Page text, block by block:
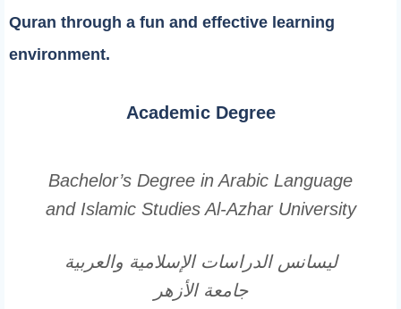
Quran through a fun and effective learning
environment.
Academic Degree
Bachelor’s Degree in Arabic Language
and Islamic Studies Al-Azhar University
ليسانس الدراسات الإسلامية والعربية
جامعة الأزهر